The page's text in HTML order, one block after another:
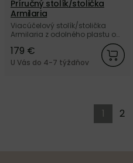
Príručný stolík/stolička
Armilaria
Viacúčelový stolík/stolička
Armilaria z odolného plastu od
collection.
179 €
U Vás do 4-7 týždňov
1 2